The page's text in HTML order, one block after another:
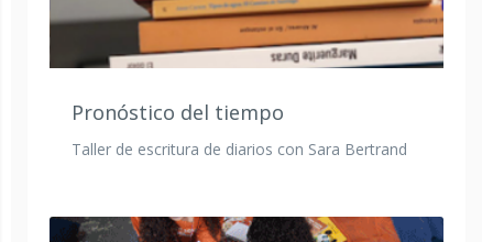
Pronóstico del tiempo
Taller de escritura de diarios con Sara Bertrand